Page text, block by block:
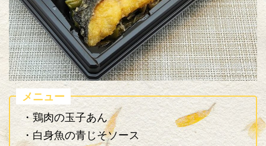
メニュー
・鶏肉の玉子あん
・白身魚の青じそソース